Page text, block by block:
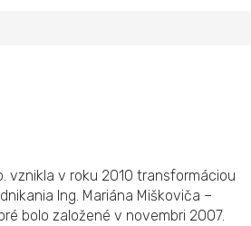
vznikla v roku 2010 transformáciou
Ing. Mariána Miškoviča –
bolo založené v novembri 2007.